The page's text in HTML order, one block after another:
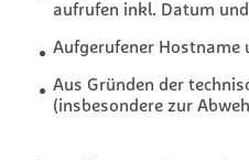
aufrufen inkl. Datum
Aufgerufener Hostname
Aus Gründen der
(insbesondere zur